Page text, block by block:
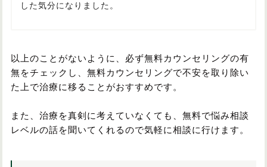
した気分になりました。
以上のことがないように、必ず無料カウンセリングの有
無をチェックし、無料カウンセリングで不安を取り除い
た上で治療に移ることがおすすめです。
また、治療を真剣に考えていなくても、無料で悩み相談
レベルの話を聞いてくれるので気軽に相談に行けます。